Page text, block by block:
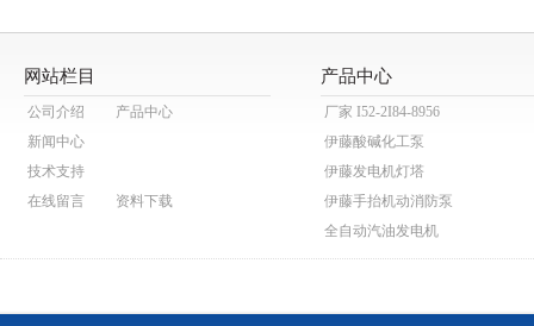
网站栏目
公司介绍
产品中心
新闻中心
技术支持
在线留言
资料下载
产品中心
厂家 I52-2I84-8956
伊藤酸碱化工泵
伊藤发电机灯塔
伊藤手抬机动消防泵
全自动汽油发电机
伊藤动力泥浆泵